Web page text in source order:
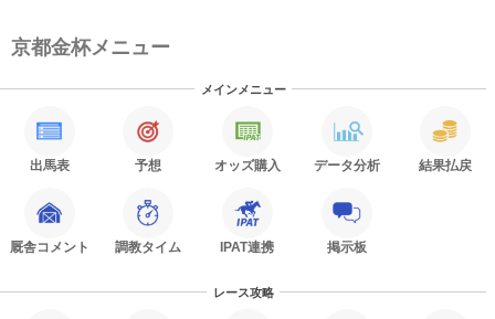
京都金杯メニュー
メインメニュー
出馬表 予想 オッズ購入 データ分析 結果払戻
厩舎コメント 調教タイム IPAT連携 掲示板
レース攻略